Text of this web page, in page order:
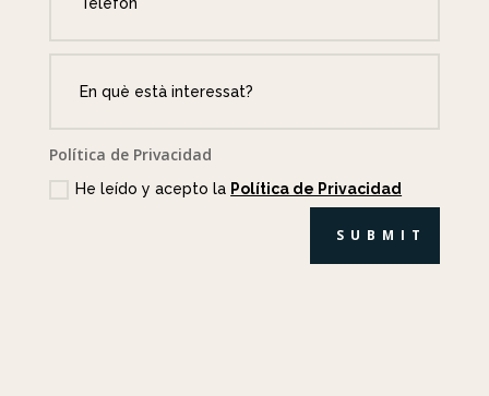
Política de Privacidad
He leído y acepto la Política de Privacidad
SUBMIT